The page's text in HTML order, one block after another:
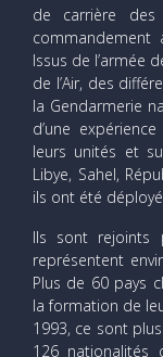
de carrière des
commandement
Issus de l’armée
de l’Air, des
la Gendarmerie
d’une
leurs unités et
Libye, Sahel,
ils ont été
Ils sont rejoints
représentent
Plus de 60 pays
la formation de
1993, ce sont
126 nationalités